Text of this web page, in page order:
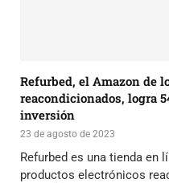
Refurbed, el Amazon de
reacondicionados, logra
inversión
23 de agosto de 2023
Refurbed es una tienda en
productos electrónicos